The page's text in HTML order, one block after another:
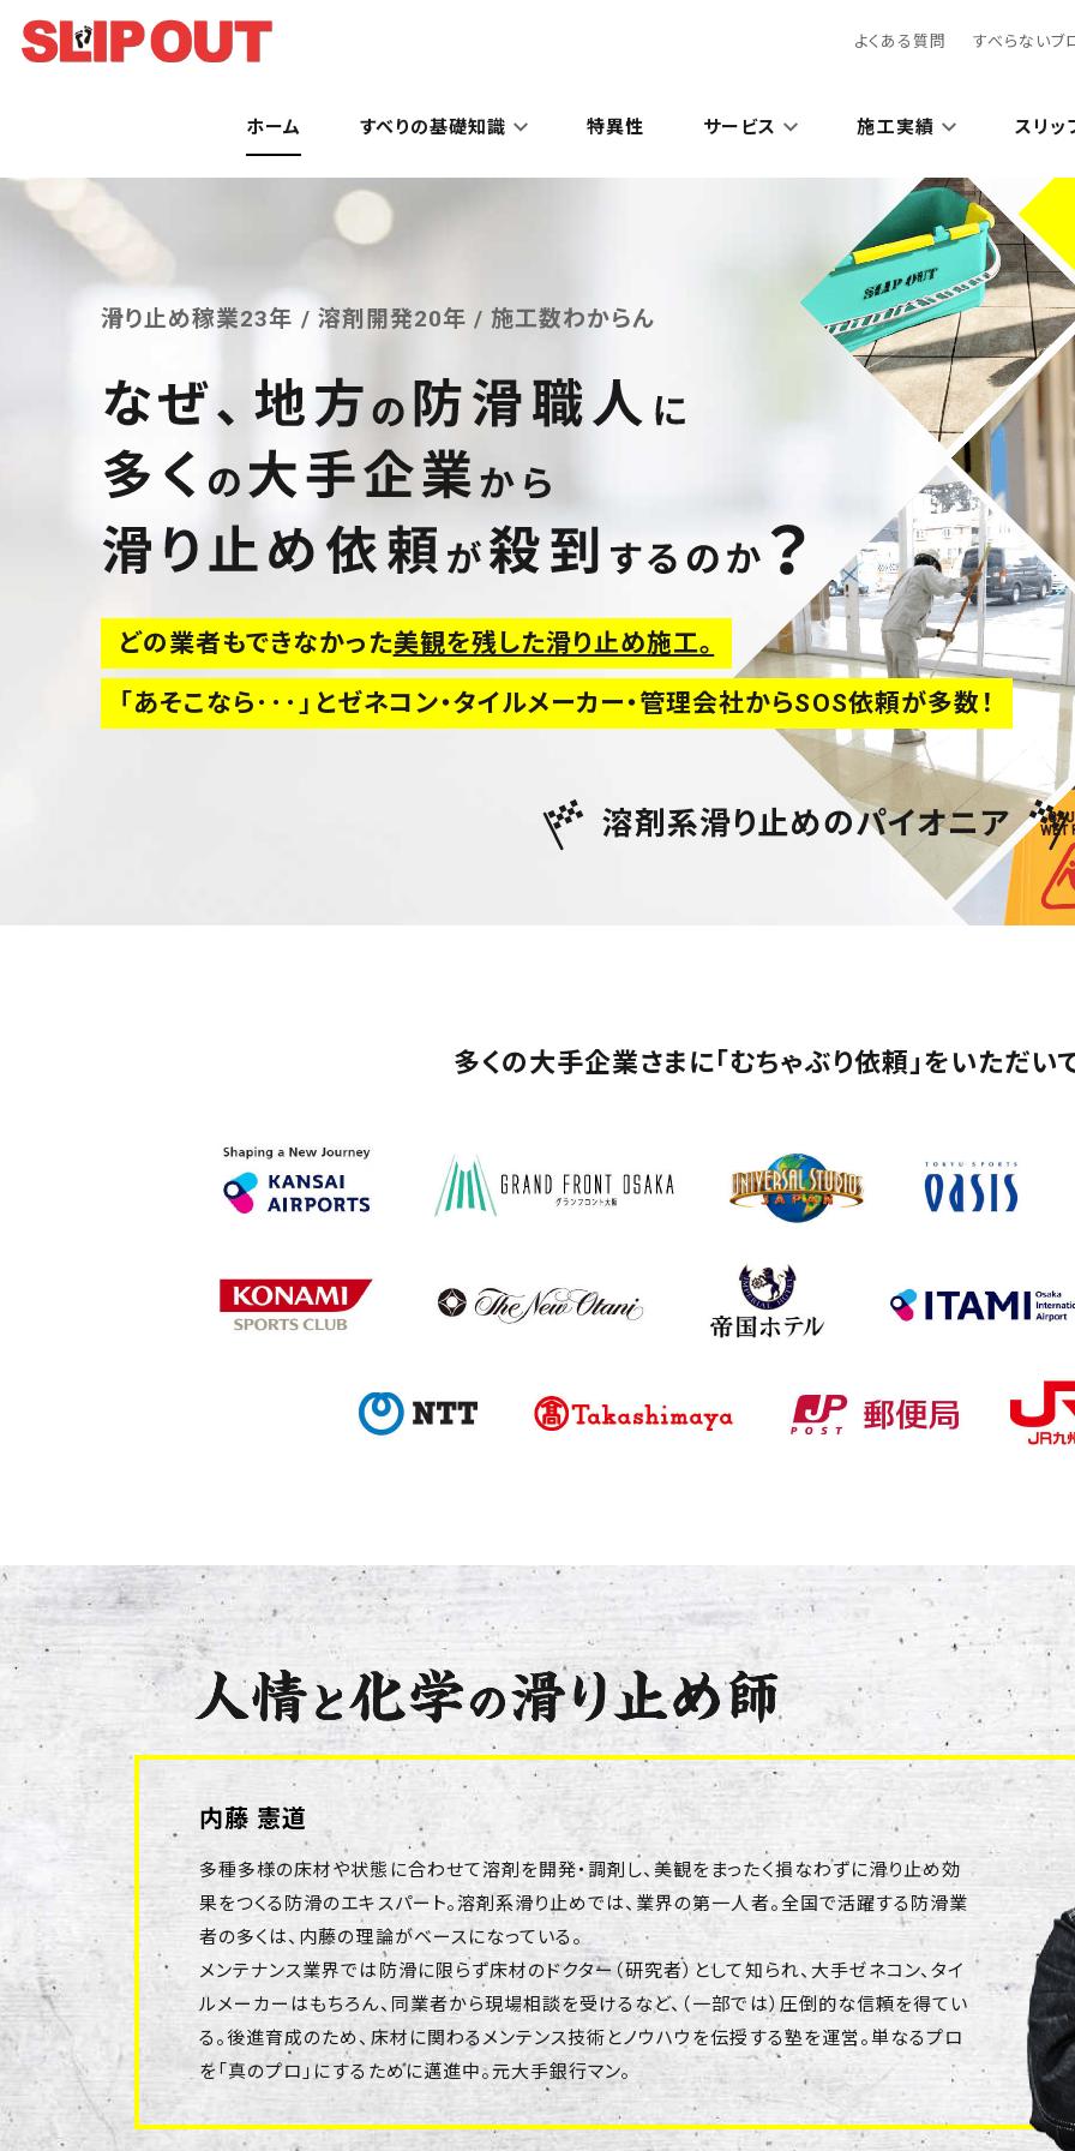
よくある質問 すべらないブ
ホーム すべりの基礎知識 特異性 サービス 施工実績 スリッ
滑り止め稼業23年 / 溶剤開発20年 / 施工数わからん
どの業者もできなかった美観を残した滑り止め施工。
「あそこなら･･･」とゼネコン・タイルメーカー・管理会社からSOS依頼が多数！
溶剤系滑り止めのパイオニア
多くの大手企業さまに「むちゃぶり依頼」をいただい
内藤 憲道
多種多様の床材や状態に合わせて溶剤を開発・調剤し、美観をまったく損なわずに滑り止め効
果をつくる防滑のエキスパート。溶剤系滑り止めでは、業界の第一人者。全国で活躍する防滑業
者の多くは、内藤の理論がベースになっている。
メンテナンス業界では防滑に限らず床材のドクター（研究者）として知られ、大手ゼネコン、タイ
ルメーカーはもちろん、同業者から現場相談を受けるなど、（一部では）圧倒的な信頼を得てい
る。後進育成のため、床材に関わるメンテンス技術とノウハウを伝授する塾を運営。単なるプロ
を「真のプロ」にするために邁進中。元大手銀行マン。